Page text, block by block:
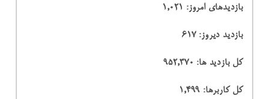
بازدیدهای امروز: 1,021
بازدید دیروز:617
کل بازدید ها: 952,370
کل کاربرها: 1,499